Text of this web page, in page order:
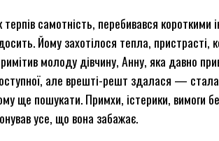
терпів самотність, перебивався
Йому захотілося тепла, пристрасті,
молоду дівчину, Анну, яка давно
але врешті-решт здалася — стала
ще пошукати. Примхи, істерики, вимоги
усе, що вона забажає.